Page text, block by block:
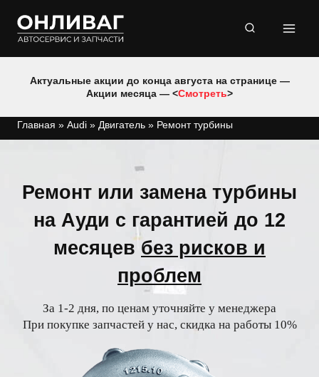
содержимому
Актуальные акции до конца августа на странице —
Акции месяца — <Смотреть>
Главная » Audi » Двигатель » Ремонт турбины
Ремонт или замена турбины
на Ауди с гарантией до 12
месяцев без рисков и
проблем
За 1-2 дня, по ценам уточняйте у менеджера
При покупке запчастей у нас, скидка на работы 10%